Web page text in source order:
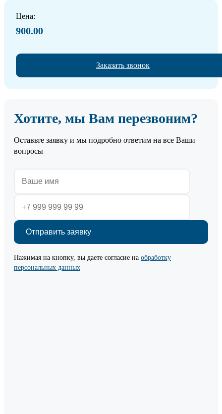
Цена:
900.00
Заказать звонок
Хотите, мы Вам перезвоним?
Оставьте заявку и мы подробно ответим на все Ваши
вопросы
Нажимая на кнопку, вы даете согласие на обработку
персональных данных